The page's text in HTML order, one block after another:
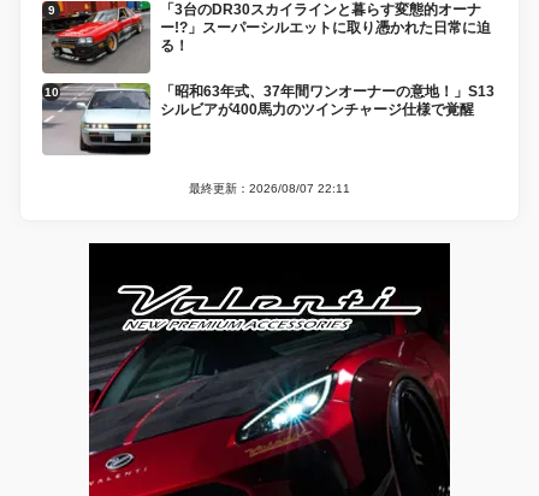
「3台のDR30スカイラインと暮らす変態的オーナ
ー!?」スーパーシルエットに取り憑かれた日常に迫
る！
「昭和63年式、37年間ワンオーナーの意地！」S13
シルビアが400馬力のツインチャージ仕様で覚醒
最終更新：2026/08/07 22:11